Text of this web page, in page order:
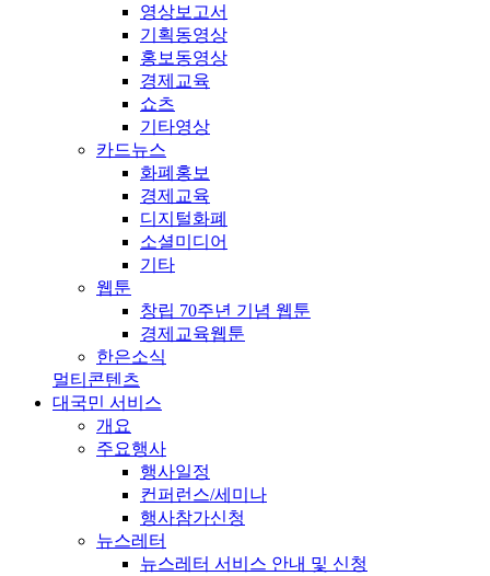
영상보고서
기획동영상
홍보동영상
경제교육
쇼츠
기타영상
카드뉴스
화폐홍보
경제교육
디지털화폐
소셜미디어
기타
웹툰
창립 70주년 기념 웹툰
경제교육웹툰
한은소식
멀티콘텐츠
대국민 서비스
개요
주요행사
행사일정
컨퍼런스/세미나
행사참가신청
뉴스레터
뉴스레터 서비스 안내 및 신청